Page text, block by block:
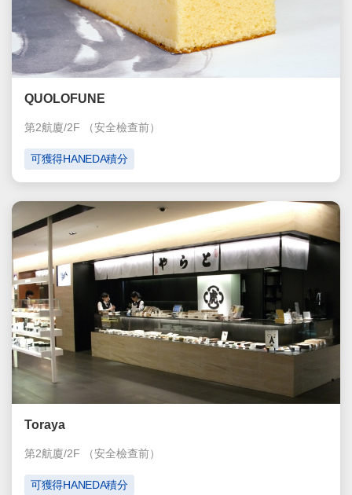
QUOLOFUNE
第2航廈/2F （安全檢查前）
可獲得HANEDA積分
Toraya
第2航廈/2F （安全檢查前）
可獲得HANEDA積分